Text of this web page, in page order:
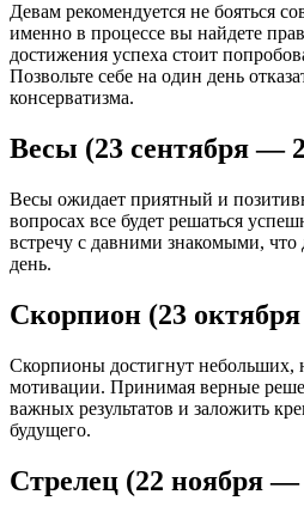
Девам рекомендуется не бояться
именно в процессе вы найдете
достижения успеха стоит
Позвольте себе на один день
консерватизма.
Весы (23 сентября —
Весы ожидает приятный и
вопросах все будет решаться
встречу с давними знакомыми, что
день.
Скорпион (23
Скорпионы достигнут небольших,
мотивации. Принимая верные
важных результатов и заложить
будущего.
Стрелец (22 ноября —